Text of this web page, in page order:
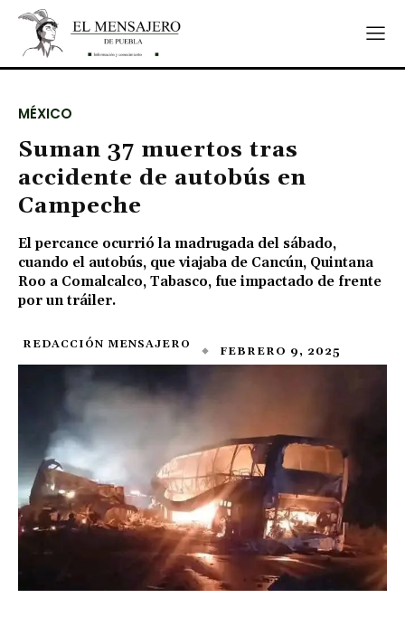
MÉXICO
Suman 37 muertos tras
accidente de autobús en
Campeche
El percance ocurrió la madrugada del sábado,
cuando el autobús, que viajaba de Cancún, Quintana
Roo a Comalcalco, Tabasco, fue impactado de frente
por un tráiler.
REDACCIÓN MENSAJERO FEBRERO 9, 2025